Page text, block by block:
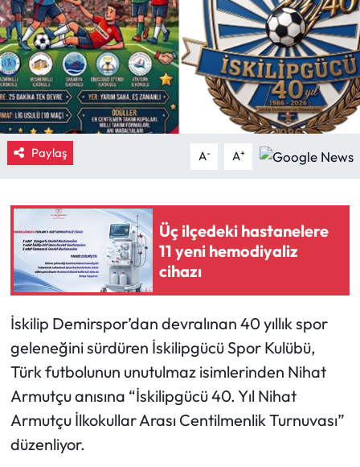
Paylaş A- A+
Üç ilçedeki hastanelere
11 yeni hemodiyaliz
cihazı
İskilip Demirspor’dan devralınan 40 yıllık spor
geleneğini sürdüren İskilipgücü Spor Kulübü,
Türk futbolunun unutulmaz isimlerinden Nihat
Armutçu anısına “İskilipgücü 40. Yıl Nihat
Armutçu İlkokullar Arası Centilmenlik Turnuvası”
düzenliyor.
Ekonomi
Güncel
İskilip Haberleri
Kargı Haberleri
Kültür Sanat
Laçin Haberleri
Magazin
Mecitözü Haberleri
Oğuzlar Haberleri
Ortaköy Haberleri